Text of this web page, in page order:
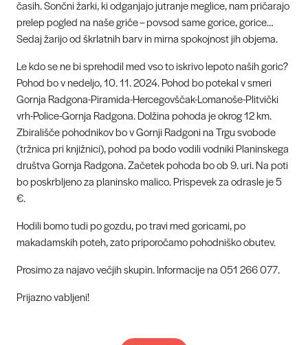
časih. Sončni žarki, ki odganjajo jutranje meglice, nam pričarajo
prelep pogled na naše griče – povsod same gorice, gorice…
Sedaj žarijo od škrlatnih barv in mirna spokojnost jih objema.
Le kdo se ne bi sprehodil med vso to iskrivo lepoto naših goric?
Pohod bo v nedeljo, 10. 11. 2024. Pohod bo potekal v smeri
Gornja Radgona-Piramida-Hercegovščak-Lomanoše-Plitvički
vrh-Police-Gornja Radgona. Dolžina pohoda je okrog 12 km.
Zbirališče pohodnikov bo v Gornji Radgoni na Trgu svobode
(tržnica pri knjižnici), pohod pa bodo vodili vodniki Planinskega
društva Gornja Radgona. Začetek pohoda bo ob 9. uri. Na poti
bo poskrbljeno za planinsko malico. Prispevek za odrasle je 5
€.
Hodili bomo tudi po gozdu, po travi med goricami, po
makadamskih poteh, zato priporočamo pohodniško obutev.
Prosimo za najavo večjih skupin. Informacije na 051 266 077.
Prijazno vabljeni!